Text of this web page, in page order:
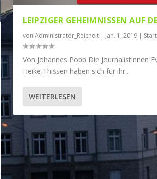
LEIPZIGER GEHEIMNISSEN AUF
von Administrator_Reichelt| Jan. 1, 2019|
Von Johannes Popp Die Journalistinnen
Heike Thissen haben sich für ihr...
WEITERLESEN